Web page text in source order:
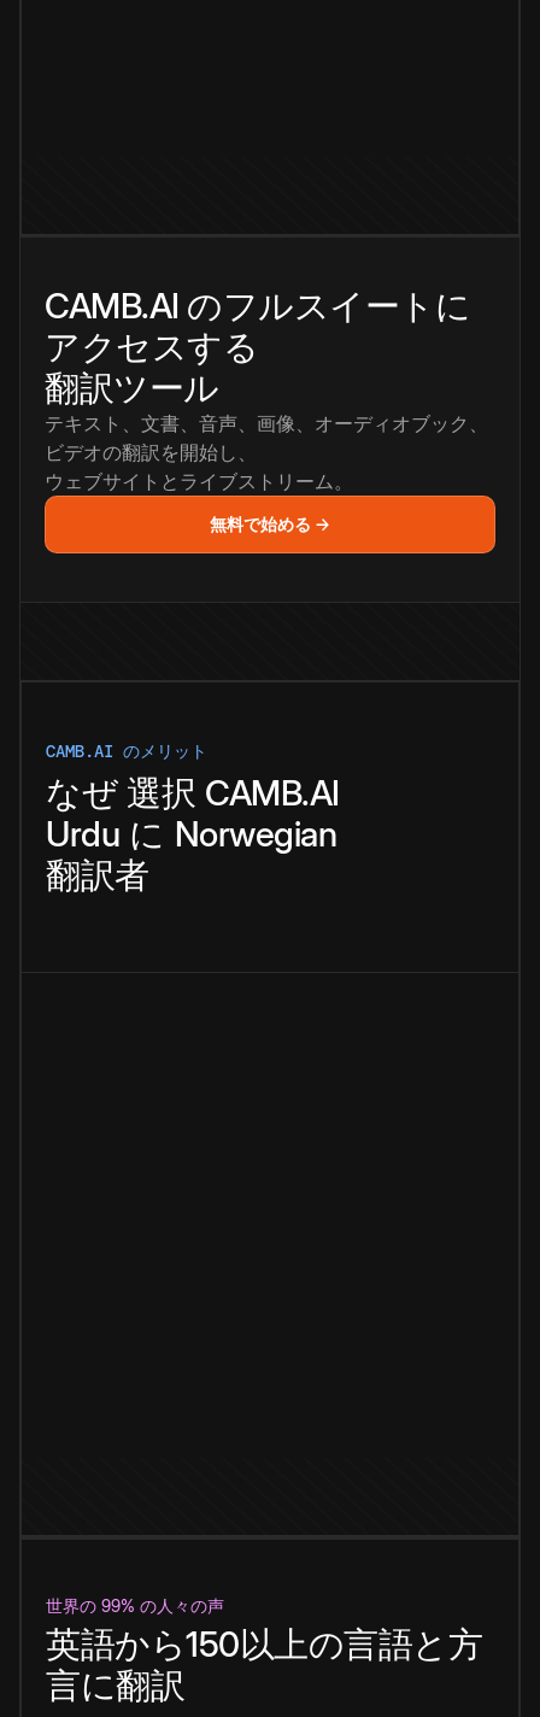
CAMB.AI のフルスイートに
アクセスする
翻訳ツール
テキスト、文書、音声、画像、オーディオブック、
ビデオの翻訳を開始し、
ウェブサイトとライブストリーム。
無料で始める →
CAMB.AI のメリット
なぜ 選択 CAMB.AI
Urdu に Norwegian
翻訳者
世界の 99% の人々の声
英語から150以上の言語と方
言に翻訳